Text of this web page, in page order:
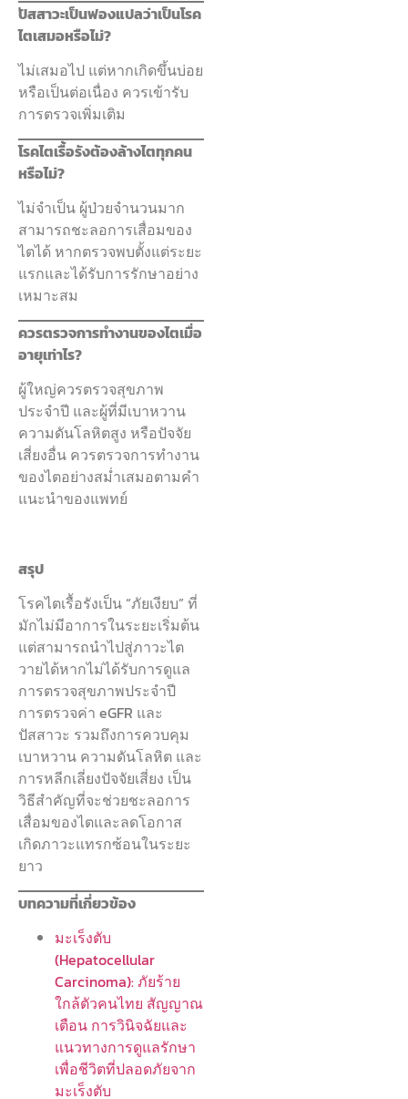
ปัสสาวะเป็นฟองแปลว่าเป็นโรค
ไตเสมอหรือไม่?
ไม่เสมอไป แต่หากเกิดขึ้นบ่อย
หรือเป็นต่อเนื่อง ควรเข้ารับ
การตรวจเพิ่มเติม
โรคไตเรื้อรังต้องล้างไตทุกคน
หรือไม่?
ไม่จำเป็น ผู้ป่วยจำนวนมาก
สามารถชะลอการเสื่อมของ
ไตได้ หากตรวจพบตั้งแต่ระยะ
แรกและได้รับการรักษาอย่าง
เหมาะสม
ควรตรวจการทำงานของไตเมื่อ
อายุเท่าไร?
ผู้ใหญ่ควรตรวจสุขภาพ
ประจำปี และผู้ที่มีเบาหวาน
ความดันโลหิตสูง หรือปัจจัย
เสี่ยงอื่น ควรตรวจการทำงาน
ของไตอย่างสม่ำเสมอตามคำ
แนะนำของแพทย์
สรุป
โรคไตเรื้อรังเป็น “ภัยเงียบ” ที่
มักไม่มีอาการในระยะเริ่มต้น
แต่สามารถนำไปสู่ภาวะไต
วายได้หากไม่ได้รับการดูแล
การตรวจสุขภาพประจำปี
การตรวจค่า eGFR และ
ปัสสาวะ รวมถึงการควบคุม
เบาหวาน ความดันโลหิต และ
การหลีกเลี่ยงปัจจัยเสี่ยง เป็น
วิธีสำคัญที่จะช่วยชะลอการ
เสื่อมของไตและลดโอกาส
เกิดภาวะแทรกซ้อนในระยะ
ยาว
บทความที่เกี่ยวข้อง
มะเร็งตับ
(Hepatocellular
Carcinoma): ภัยร้าย
ใกล้ตัวคนไทย สัญญาณ
เตือน การวินิจฉัยและ
แนวทางการดูแลรักษา
เพื่อชีวิตที่ปลอดภัยจาก
มะเร็งตับ